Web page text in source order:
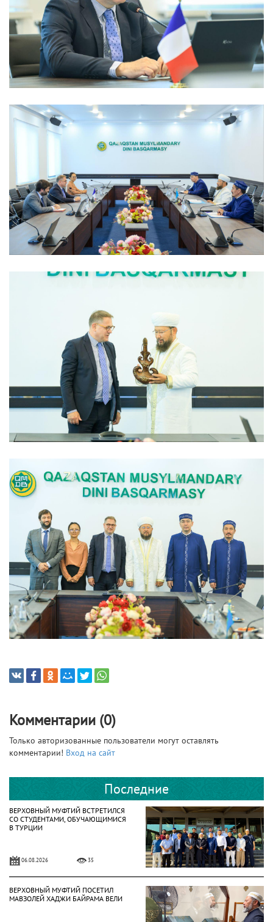
Комментарии (0)
Только авторизованные пользователи могут оставлять
комментарии! Вход на сайт
Последние
ВЕРХОВНЫЙ МУФТИЙ ВСТРЕТИЛСЯ
СО СТУДЕНТАМИ, ОБУЧАЮЩИМИСЯ
В ТУРЦИИ
06.08.2026 35
ВЕРХОВНЫЙ МУФТИЙ ПОСЕТИЛ
МАВЗОЛЕЙ ХАДЖИ БАЙРАМА ВЕЛИ